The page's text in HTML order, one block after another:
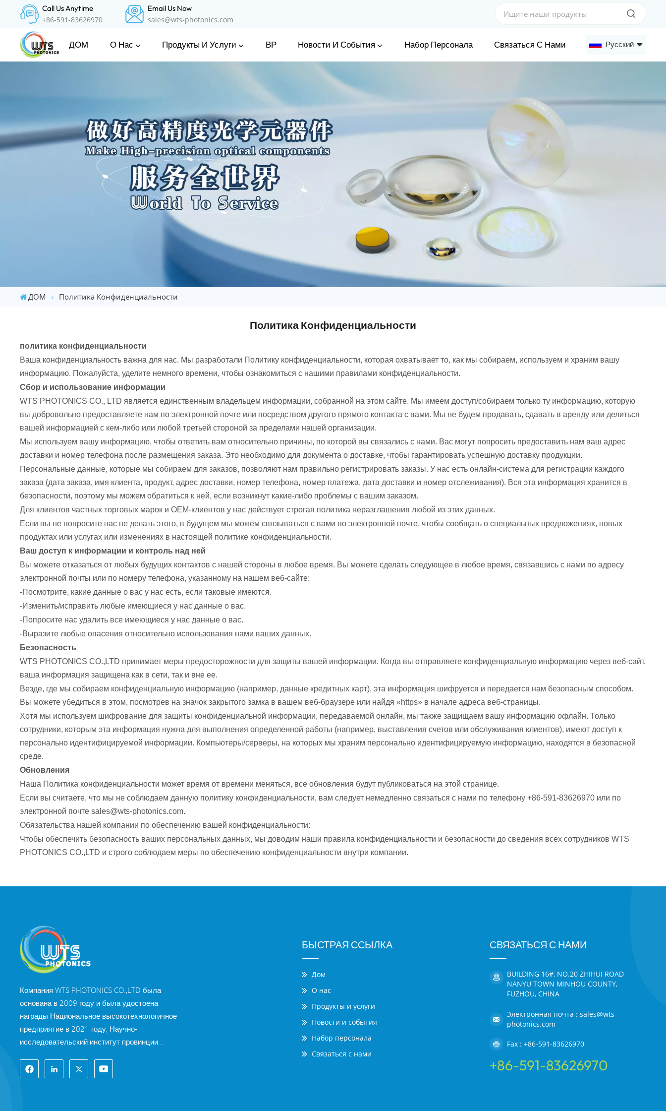
Call Us Anytime
+86-591-83626970
Email Us Now
sales@wts-photonics.com
ДОМ О Нас Продукты И Услуги ВР Новости И События Набор Персонала Связаться С Нами Русский
中文
ДОМ Политика Конфиденциальности
Политика Конфиденциальности
политика конфиденциальности
Ваша конфиденциальность важна для нас. Мы разработали Политику конфиденциальности, которая охватывает то, как мы собираем, используем и храним вашу
информацию. Пожалуйста, уделите немного времени, чтобы ознакомиться с нашими правилами конфиденциальности.
Сбор и использование информации
WTS PHOTONICS CO., LTD является единственным владельцем информации, собранной на этом сайте. Мы имеем доступ/собираем только ту информацию, которую
вы добровольно предоставляете нам по электронной почте или посредством другого прямого контакта с вами. Мы не будем продавать, сдавать в аренду или делиться
вашей информацией с кем-либо или любой третьей стороной за пределами нашей организации.
Мы используем вашу информацию, чтобы ответить вам относительно причины, по которой вы связались с нами. Вас могут попросить предоставить нам ваш адрес
доставки и номер телефона после размещения заказа. Это необходимо для документа о доставке, чтобы гарантировать успешную доставку продукции.
Персональные данные, которые мы собираем для заказов, позволяют нам правильно регистрировать заказы. У нас есть онлайн-система для регистрации каждого
заказа (дата заказа, имя клиента, продукт, адрес доставки, номер телефона, номер платежа, дата доставки и номер отслеживания). Вся эта информация хранится в
безопасности, поэтому мы можем обратиться к ней, если возникнут какие-либо проблемы с вашим заказом.
Для клиентов частных торговых марок и OEM-клиентов у нас действует строгая политика неразглашения любой из этих данных.
Если вы не попросите нас не делать этого, в будущем мы можем связываться с вами по электронной почте, чтобы сообщать о специальных предложениях, новых
продуктах или услугах или изменениях в настоящей политике конфиденциальности.
Ваш доступ к информации и контроль над ней
Вы можете отказаться от любых будущих контактов с нашей стороны в любое время. Вы можете сделать следующее в любое время, связавшись с нами по адресу
электронной почты или по номеру телефона, указанному на нашем веб-сайте:
-Посмотрите, какие данные о вас у нас есть, если таковые имеются.
-Изменить/исправить любые имеющиеся у нас данные о вас.
-Попросите нас удалить все имеющиеся у нас данные о вас.
-Выразите любые опасения относительно использования нами ваших данных.
Безопасность
WTS PHOTONICS CO.,LTD принимает меры предосторожности для защиты вашей информации. Когда вы отправляете конфиденциальную информацию через веб-сайт,
ваша информация защищена как в сети, так и вне ее.
Везде, где мы собираем конфиденциальную информацию (например, данные кредитных карт), эта информация шифруется и передается нам безопасным способом.
Вы можете убедиться в этом, посмотрев на значок закрытого замка в вашем веб-браузере или найдя «https» в начале адреса веб-страницы.
Хотя мы используем шифрование для защиты конфиденциальной информации, передаваемой онлайн, мы также защищаем вашу информацию офлайн. Только
сотрудники, которым эта информация нужна для выполнения определенной работы (например, выставления счетов или обслуживания клиентов), имеют доступ к
персонально идентифицируемой информации. Компьютеры/серверы, на которых мы храним персонально идентифицируемую информацию, находятся в безопасной
среде.
Обновления
Наша Политика конфиденциальности может время от времени меняться, все обновления будут публиковаться на этой странице.
Если вы считаете, что мы не соблюдаем данную политику конфиденциальности, вам следует немедленно связаться с нами по телефону +86-591-83626970 или по
электронной почте sales@wts-photonics.com.
Обязательства нашей компании по обеспечению вашей конфиденциальности:
Чтобы обеспечить безопасность ваших персональных данных, мы доводим наши правила конфиденциальности и безопасности до сведения всех сотрудников WTS
PHOTONICS CO.,LTD и строго соблюдаем меры по обеспечению конфиденциальности внутри компании.
Компания WTS PHOTONICS CO.,LTD была
основана в 2009 году и была удостоена
награды Национальное высокотехнологичное
предприятие в 2021 году, Научно-
исследовательский институт провинции
предприятие» и профессия провинции Фуцзянь
Предприятие Precision-Specialization-Innovation
БЫСТРАЯ ССЫЛКА
Дом
О нас
Продукты и услуги
Новости и события
Набор персонала
Связаться с нами
СВЯЗАТЬСЯ С НАМИ
BUILDING 16#, NO.20 ZHIHUI ROAD
NANYU TOWN MINHOU COUNTY,
FUZHOU, CHINA
Электронная почта : sales@wts-
photonics.com
Fax : +86-591-83626970
+86-591-83626970